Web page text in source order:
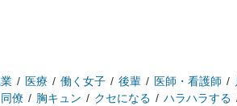
医療 働く女子 後輩 医師・看護師
同僚 胸キュン クセになる
ハラハラする